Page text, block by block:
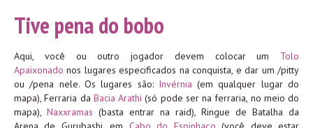
Tive pena do bobo
Aqui, você ou outro jogador devem colocar um Tolo
Apaixonado nos lugares especificados na conquista, e dar um /pitty
ou /pena nele. Os lugares são: Invérnia (em qualquer lugar do
mapa), Ferraria da Bacia Arathi (só pode ser na ferraria, no meio do
mapa), Naxxramas (basta entrar na raid), Ringue de Batalha da